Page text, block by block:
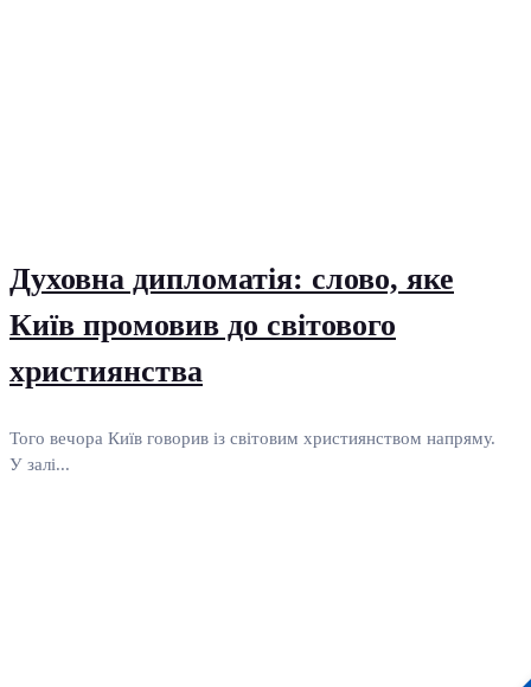
Духовна дипломатія: слово, яке
Київ промовив до світового
християнства
Того вечора Київ говорив із світовим християнством напряму.
У залі...